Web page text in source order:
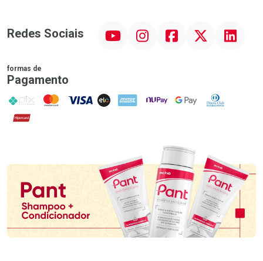
Redes Sociais InstagramFacebook Linkedin
formas de
Pagamento
PIX MasterCard
VISA ELO AMEX NuPay Google PayDiners Club
Hipercard
Promoção em Destaque